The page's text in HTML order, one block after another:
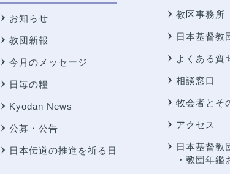
お知らせ
教団新報
今月のメッセージ
日毎の糧
Kyodan News
公募・公告
日本伝道の推進を祈る日
教区事務所
日本基督教
よくある質
相談窓口
牧会者とそ
アクセス
日本基督教
・教団年鑑